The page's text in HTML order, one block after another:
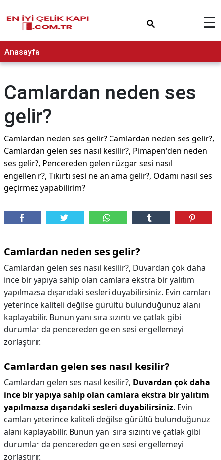
☰
Anasayfa
Camlardan neden ses
gelir?
Camlardan neden ses gelir? Camlardan neden ses gelir?,
Camlardan gelen ses nasıl kesilir?, Pimapen'den neden
ses gelir?, Pencereden gelen rüzgar sesi nasıl
engellenir?, Tıkırtı sesi ne anlama gelir?, Odamı nasıl ses
geçirmez yapabilirim?
Camlardan neden ses gelir?
Camlardan gelen ses nasıl kesilir?, Duvardan çok daha
ince bir yapıya sahip olan camlara ekstra bir yalıtım
yapılmazsa dışarıdaki sesleri duyabilirsiniz. Evin camları
yeterince kaliteli değilse gürültü bulunduğunuz alanı
kaplayabilir. Bunun yanı sıra sızıntı ve çatlak gibi
durumlar da pencereden gelen sesi engellemeyi
zorlaştırır.
Camlardan gelen ses nasıl kesilir?
Camlardan gelen ses nasıl kesilir?, Duvardan çok daha
ince bir yapıya sahip olan camlara ekstra bir yalıtım
yapılmazsa dışarıdaki sesleri duyabilirsiniz. Evin
camları yeterince kaliteli değilse gürültü bulunduğunuz
alanı kaplayabilir. Bunun yanı sıra sızıntı ve çatlak gibi
durumlar da pencereden gelen sesi engellemeyi
zorlaştırır.